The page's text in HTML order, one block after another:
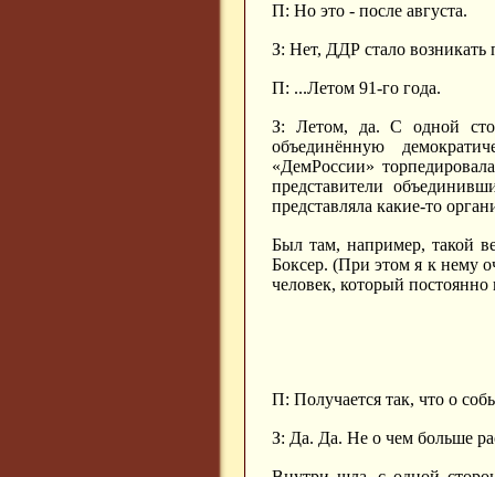
П: Но это - после августа.
З: Нет, ДДР стало возникать
П: ...Летом 91-го года.
З: Летом, да. С одной
объединённую
«ДемРоссии»
представители
представляла какие-то
Был там, например, такой
Боксер. (При этом я к нему
человек, который
П: Получается так, что о
З: Да. Да. Не о чем больше